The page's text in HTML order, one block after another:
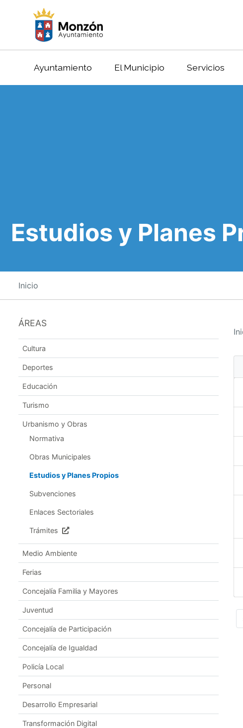
Ayuntamiento El Municipio Servicios
Estudios y Planes
Inicio
ÁREAS
Cultura
Deportes
Educación
Turismo
Urbanismo y Obras
Normativa
Obras Municipales
Estudios y Planes Propios
Subvenciones
Enlaces Sectoriales
Trámites
Medio Ambiente
Ferias
Concejalía Familia y Mayores
Juventud
Concejalía de Participación
Concejalía de Igualdad
Policía Local
Personal
Desarrollo Empresarial
Transformación Digital